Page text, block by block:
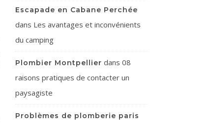
Escapade en Cabane Perchée
dans Les avantages et inconvénients
du camping
Plombier Montpellier dans 08
raisons pratiques de contacter un
paysagiste
Problèmes de plomberie paris